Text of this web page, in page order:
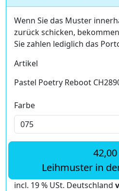
Wenn Sie das Muster
zurück schicken,
Sie zahlen lediglich das
Artikel
Pastel Poetry Reboot
Farbe
Leihmuster in
incl. 19 % USt. Deutschland